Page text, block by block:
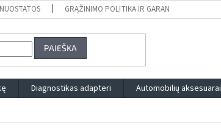
GRĄŽINIMO POLITIKA IR GARANTIJA
PAIEŠKA
Diagnostikas adapteri Automobilių aksesuarai